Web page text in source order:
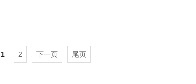
1 2 下一页 尾页